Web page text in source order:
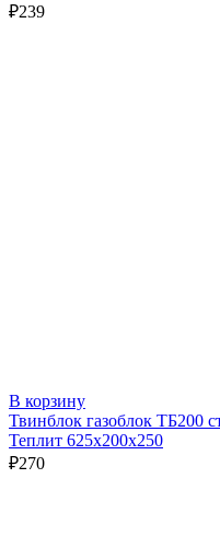
₽239
В корзину
Твинблок газоблок ТБ200
Теплит 625х200х250
₽270